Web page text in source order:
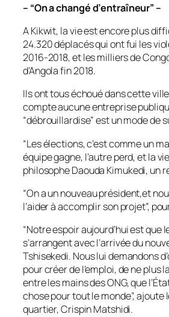
– “On a changé d’entraîneur” –
A Kikwit, la vie est encore plus
24.320 déplacés qui ont fui les
2016-2018, et les milliers de
d’Angola fin 2018.
Ils ont tous échoué dans cette
compte aucune entreprise
“débrouillardise” est un mode de
“Les élections, c’est comme un
équipe gagne, l’autre perd, et la
philosophe Daouda Kimukedi, un
“On a un nouveau président,et
l’aider à accomplir son projet”,
“Notre espoir aujourd’hui est que
s’arrangent avec l’arrivée du
Tshisekedi. Nous lui demandons
pour créer de l’emploi, de ne plus
entre les mains des ONG, que
chose pour tout le monde”,
quartier, Crispin Matshidi.